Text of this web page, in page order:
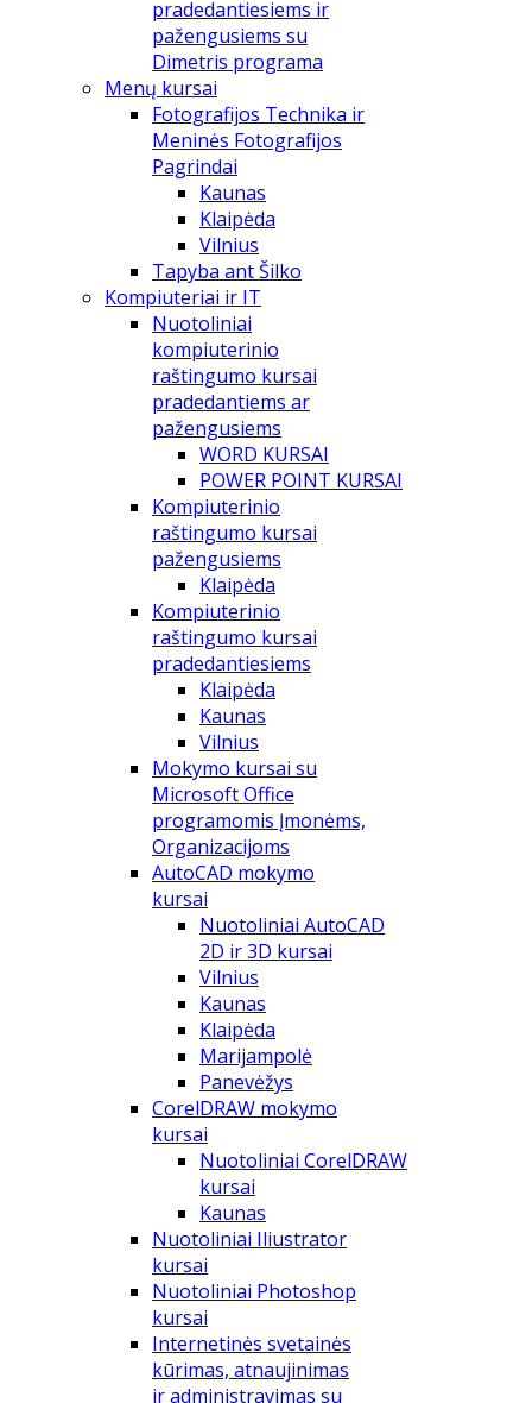
pradedantiesiems ir
pažengusiems su
Dimetris programa
Menų kursai
Fotografijos Technika ir
Meninės Fotografijos
Pagrindai
Kaunas
Klaipėda
Vilnius
Tapyba ant Šilko
Kompiuteriai ir IT
Nuotoliniai
kompiuterinio
raštingumo kursai
pradedantiems ar
pažengusiems
WORD KURSAI
POWER POINT KURSAI
Kompiuterinio
raštingumo kursai
pažengusiems
Klaipėda
Kompiuterinio
raštingumo kursai
pradedantiesiems
Klaipėda
Kaunas
Vilnius
Mokymo kursai su
Microsoft Office
programomis Įmonėms,
Organizacijoms
AutoCAD mokymo
kursai
Nuotoliniai AutoCAD
2D ir 3D kursai
Vilnius
Kaunas
Klaipėda
Marijampolė
Panevėžys
CorelDRAW mokymo
kursai
Nuotoliniai CorelDRAW
kursai
Kaunas
Nuotoliniai Iliustrator
kursai
Nuotoliniai Photoshop
kursai
Internetinės svetainės
kūrimas, atnaujinimas
ir administravimas su